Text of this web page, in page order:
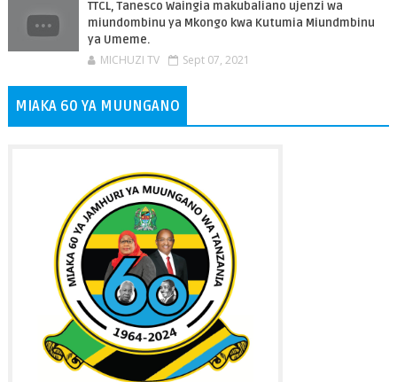
TTCL, Tanesco Waingia makubaliano ujenzi wa
miundombinu ya Mkongo kwa Kutumia Miundmbinu
ya Umeme.
MICHUZI TV Sept 07, 2021
MIAKA 60 YA MUUNGANO